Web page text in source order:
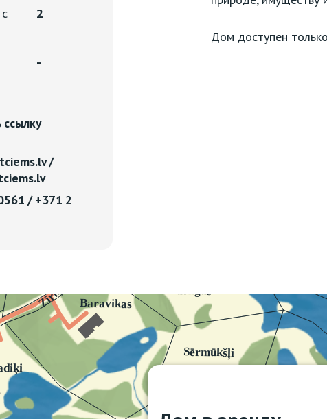
2
-
ссылку
/
/ +371 2
Дом доступен